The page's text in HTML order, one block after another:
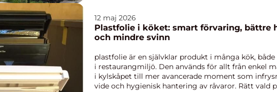
12 maj 2026
Plastfolie i köket: smart förvaring, bättre
och mindre svinn
plastfolie är en självklar produkt i många kök,
i restaurangmiljö. Den används för allt från enkel
i kylskåpet till mer avancerade moment som
vide och hygienisk hantering av råvaror. Rätt vald